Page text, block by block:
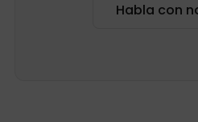
Habla con